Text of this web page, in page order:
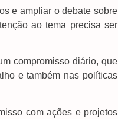
e ampliar o debate sobre
ao tema precisa ser
compromisso diário, que
e também nas políticas
com ações e projetos